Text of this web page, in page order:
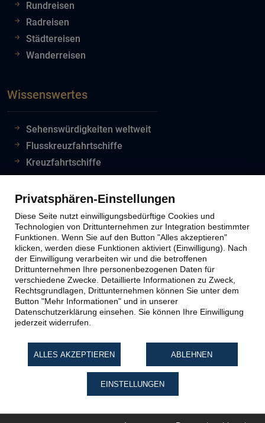
Rundreisen
Radreisen
Städtereisen
Wanderreisen
Wissenswertes
Sehenswürdigkeiten weltweit
Flusskreuzfahrtschiffe
Kreuzfahrtschiffe
Reiseinfos Auswertiges Amt
Lion Tours Reise Blog
Lion Tours Kontakt
Kontaktinfos
Unternehmen
Reiseabwicklung
Impressum
Datenschutz
Widerruf Reiseversicherung
Privatsphären-Einstellungen
Diese Seite nutzt einwilligungsbedürftige Cookies und
Technologien von Drittunternehmen zur Integration bestimmter
Funktionen. Wenn Sie auf den Button "Alles akzeptieren"
klicken, werden diese Funktionen aktiviert (Einwilligung). Nach
der Einwilligung verarbeiten wir und die betroffenen
Drittunternehmen Ihre personenbezogenen Daten für
verschiedene Zwecke. Detaillierte Informationen zu Zweck,
Rechtsgrundlagen, Drittunternehmen können Sie unter dem
Button "Mehr Informationen" und in unserer
Datenschutzerklärung einsehen. Sie können Ihre Einwilligung
jederzeit widerrufen.
ALLES AKZEPTIEREN ABLEHNEN
EINSTELLUNGEN